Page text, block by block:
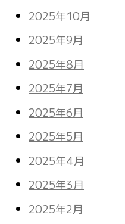
2025年10月
2025年9月
2025年8月
2025年7月
2025年6月
2025年5月
2025年4月
2025年3月
2025年2月